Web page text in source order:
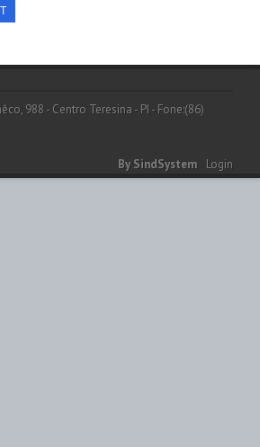
988 - Centro Teresina - PI - Fone:(86)
By SindSystem Login